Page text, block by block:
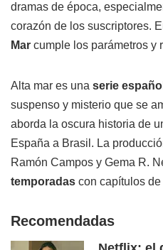
dramas de época,
corazón de los suscriptores.
Mar cumple los parámetros y
Alta mar es una serie
suspenso y misterio que se
aborda la oscura historia de
España a Brasil. La
Ramón Campos y Gema R.
temporadas con capítulos
Recomendadas